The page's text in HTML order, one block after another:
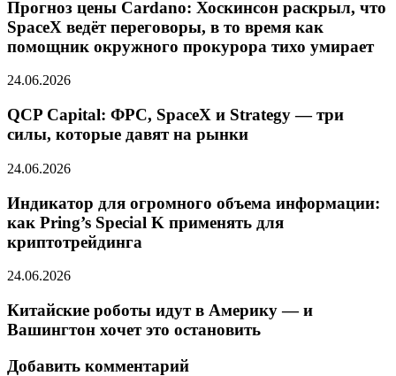
Прогноз цены Cardano: Хоскинсон раскрыл, что
SpaceX ведёт переговоры, в то время как
помощник окружного прокурора тихо умирает
24.06.2026
QCP Capital: ФРС, SpaceX и Strategy — три
силы, которые давят на рынки
24.06.2026
Индикатор для огромного объема информации:
как Pring’s Special K применять для
криптотрейдинга
24.06.2026
Китайские роботы идут в Америку — и
Вашингтон хочет это остановить
Добавить комментарий